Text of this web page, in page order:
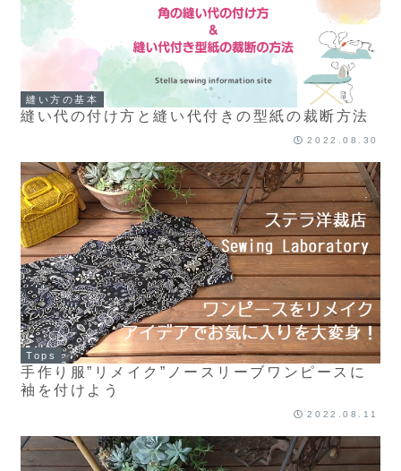
縫い方の基本
縫い代の付け方と縫い代付きの型紙の裁断方法
2022.08.30
Tops
手作り服”リメイク”ノースリーブワンピースに
袖を付けよう
2022.08.11